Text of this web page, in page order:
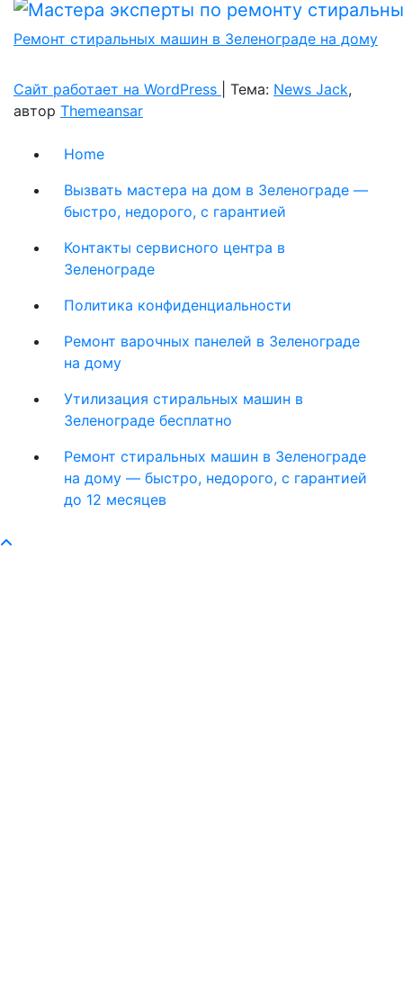
Ремонт стиральных машин в Зеленограде на дому
Сайт работает на WordPress Тема: News Jack,
автор Themeansar
Home
Вызвать мастера на дом в Зеленограде —
быстро, недорого, с гарантией
Контакты сервисного центра в
Зеленограде
Политика конфиденциальности
Ремонт варочных панелей в Зеленограде
на дому
Утилизация стиральных машин в
Зеленограде бесплатно
Ремонт стиральных машин в Зеленограде
на дому — быстро, недорого, с гарантией
до 12 месяцев